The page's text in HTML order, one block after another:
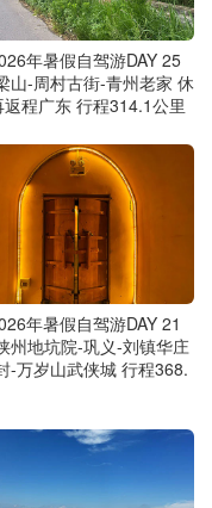
年暑假自驾游DAY 25
山-周村古街-青州老家 休
程广东 行程314.1公里
年暑假自驾游DAY 21
州地坑院-巩义-刘镇华庄
-万岁山武侠城 行程368.